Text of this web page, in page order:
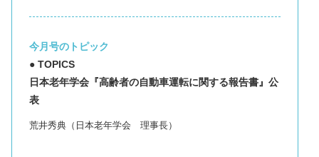
今月号のトピック
● TOPICS
日本老年学会『高齢者の自動車運転に関する報告書』公
表
荒井秀典（日本老年学会 理事長）